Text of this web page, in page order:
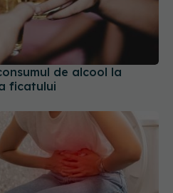
de alcool la
ficatului